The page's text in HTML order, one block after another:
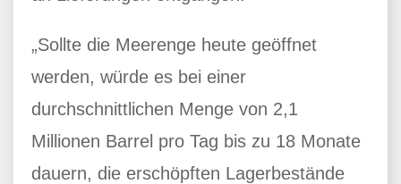
„Sollte die Meerenge heute geöffnet
werden, würde es bei einer
durchschnittlichen Menge von 2,1
Millionen Barrel pro Tag bis zu 18 Monate
dauern, die erschöpften Lagerbestände